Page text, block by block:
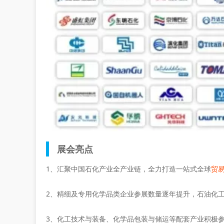
展会亮点
1、汇聚中国石化产业全产业链，全力打造一站式全球贸
2、精细及专用化学品类企业参展数量逐年提升，石油化
3、化工技术与装备、化学品包装与储运等配套产业积极